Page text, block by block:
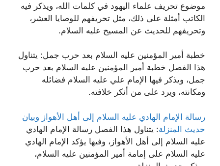
موضوع تحريف علماء اليهود في كلمات الله، ويذكر فيه
الكاتب أمثلة على ذلك، مثل تحريفهم للوصايا العشر،
وتحريفهم للحديث عن المسيح عليه السلام.
خطبة أمير المؤمنين عليه السلام بعد حرب جمل: يتناول
هذا الفصل خطبة أمير المؤمنين عليه السلام بعد حرب
جمل، ويذكر فيها الإمام علي عليه السلام فضائله
ومكانته، ويرد على من أنكر خلافته.
رسالة الإمام الهادي عليه السلام إلى أهل الأهواز وبيان
حديث المنزلة: يتناول هذا الفصل رسالة الإمام الهادي
عليه السلام إلى أهل الأهواز، وفيها يؤكد الإمام الهادي
عليه السلام على إمامة أمير المؤمنين عليه السلام،